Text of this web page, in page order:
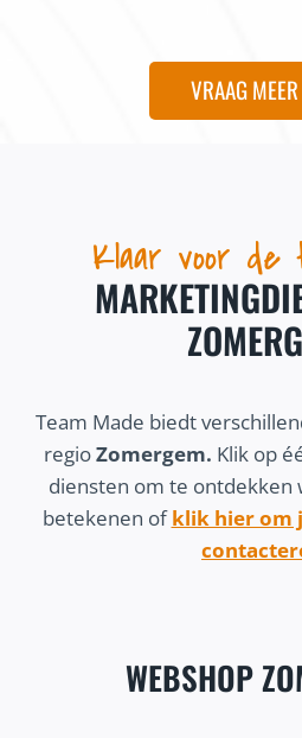
VRAAG
Klaar voor de
Team Made biedt
regioZomergem. Klik op
diensten om te ontdekken
betekenen ofklik hier om
WEBSHOP